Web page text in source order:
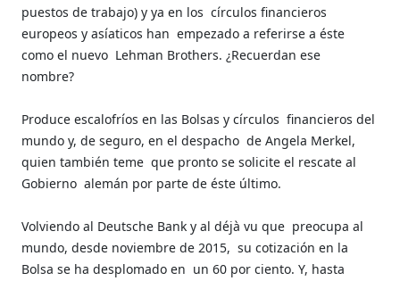
puestos de trabajo) y ya en los círculos financieros
europeos y asíaticos han empezado a referirse a éste
como el nuevo Lehman Brothers. ¿Recuerdan ese
nombre?
Produce escalofríos en las Bolsas y círculos financieros del
mundo y, de seguro, en el despacho de Angela Merkel,
quien también teme que pronto se solicite el rescate al
Gobierno alemán por parte de éste último.
Volviendo al Deutsche Bank y al déjà vu que preocupa al
mundo, desde noviembre de 2015, su cotización en la
Bolsa se ha desplomado en un 60 por ciento. Y, hasta